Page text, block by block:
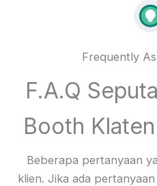
Frequently
F.A.Q
Booth
Beberapa pertanyaan
klien. Jika ada